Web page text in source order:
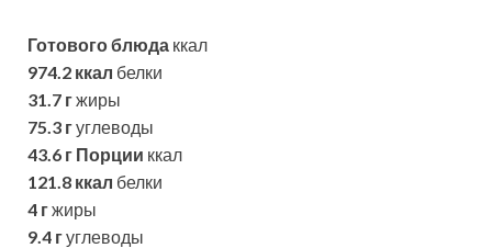
Готового блюда ккал
974.2 ккал белки
31.7 гжиры
75.3 гуглеводы
43.6 г Порции ккал
121.8 ккал белки
4 гжиры
9.4 гуглеводы